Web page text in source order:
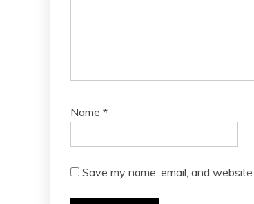
Name *
Save my name, email, and